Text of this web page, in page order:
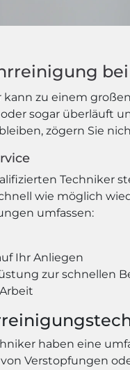
zu einem
sogar überläuft
zögern Sie
Techniker
wie möglich
umfassen:
Ihr Anliegen
zur schnellen
haben eine
Verstopfungen